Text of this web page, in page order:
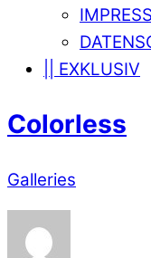
|| EXKLUSIV
Colorless
Galleries